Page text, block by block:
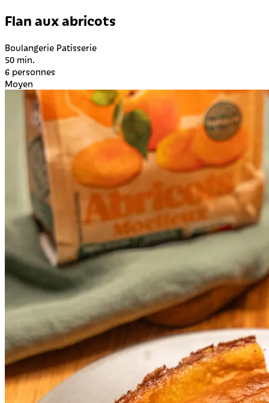
Flan aux abricots
Boulangerie Patisserie
50 min.
6 personnes
Moyen